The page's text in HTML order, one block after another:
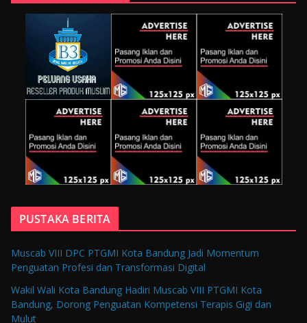
PUSTAKA BERITA
Muscab VIII DPC PTGMI Kota Bandung Jadi Momentum
Penguatan Profesi dan Transformasi Digital
Wakil Wali Kota Bandung Hadiri Muscab VIII PTGMI Kota
Bandung, Dorong Penguatan Kompetensi Terapis Gigi dan
Mulut